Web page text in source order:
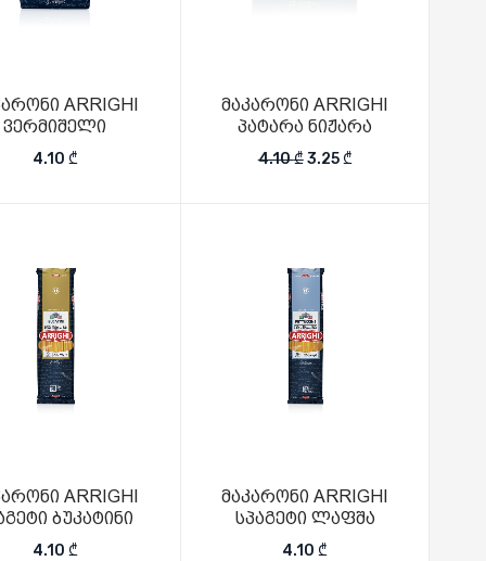
₾.
ARRIGHI
ვერმიშელი
4.10 ₾
მაკარონი ARRIGHI
პატარა ნიჟარა
4.10₾Original price was: 4.10
3.25₾Current price is:
₾.
ARRIGHI
ბუკატინი
4.10 ₾
მაკარონი ARRIGHI
სპაგეტი ლაფშა
4.10₾